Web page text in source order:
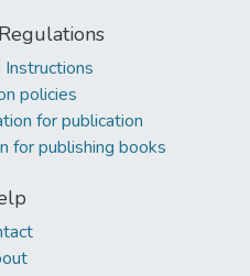
Instructions
policies
for publication
for publishing books